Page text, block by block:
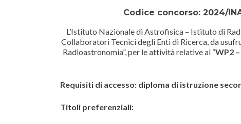
Codice concorso: 2024/
L’Istituto Nazionale di Astrofisica – Istituto di
Collaboratori Tecnici degli Enti di Ricerca, da
Radioastronomia”, per le attività relative al “WP2
Requisiti di accesso: diploma di istruzione
Titoli preferenziali: